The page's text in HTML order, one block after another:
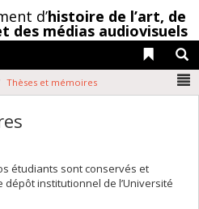
d’histoire de l’art, de
des médias audiovisuels
Liens
Thèses et mémoires
étudiants sont conservés et
dépôt institutionnel de l’Université